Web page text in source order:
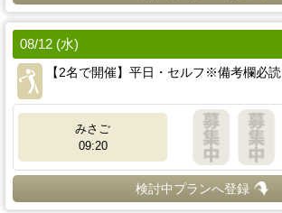
08/12 (水)
【2名で開催】平日・セルフ※備考欄必読
みさご
09:20
検討中プランへ登録